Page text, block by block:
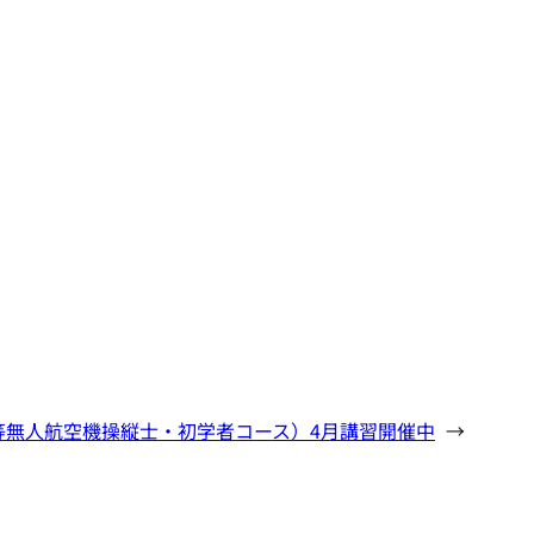
人航空機操縦士・初学者コース）4月講習開催中 →